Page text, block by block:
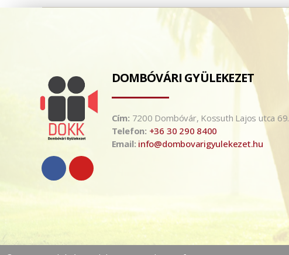
DOMBÓVÁRI GYÜLEKEZET
Cím: 7200 Dombóvár, Kossuth Lajos utca 69.
Telefon: +36 30 290 8400
Email: info@dombovarigyulekezet.hu